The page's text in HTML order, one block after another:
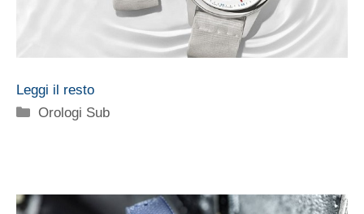
Leggi il resto
Categorie
Orologi Sub